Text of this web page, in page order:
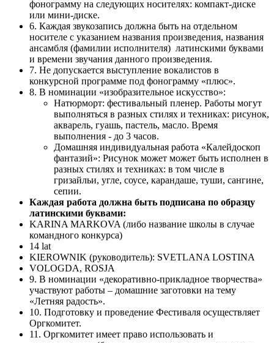
фонограмму на следующих носителях: компакт-диске
или мини-диске.
6. Каждая звукозапись должна быть на отдельном
носителе с указанием названия произведения, названия
ансамбля (фамилии исполнителя) латинскими буквами
и времени звучания данного произведения.
7. Не допускается выступление вокалистов в
конкурсной программе под фонограмму «плюс».
8. В номинации «изобразительное искусство»:
Натюрморт: фестивальный пленер. Работы могут
выполняться в разных стилях и техниках: рисунок,
акварель, гуашь, пастель, масло. Время
выполнения - до 3 часов.
Домашняя индивидуальная работа «Калейдоскоп
фантазий»: Рисунок может может быть исполнен в
разных стилях и техниках: в том числе в
гризайльи, угле, соусе, карандаше, туши, сангине,
сепии.
Каждая работа должна быть подписана по образцу
латинскими буквами:
KARINA MARKOVA (либо название школы в случае
командного конкурса)
14 lat
KIEROWNIK (руководитель): SVETLANA LOSTINA
VOLOGDA, ROSJA
9. В номинации «декоративно-прикладное творчества»
участвуют работы – домашние заготовки на тему
«Летняя радость».
10. Подготовку и проведение Фестиваля осуществляет
Оргкомитет.
11. Оргкомитет имеет право использовать и